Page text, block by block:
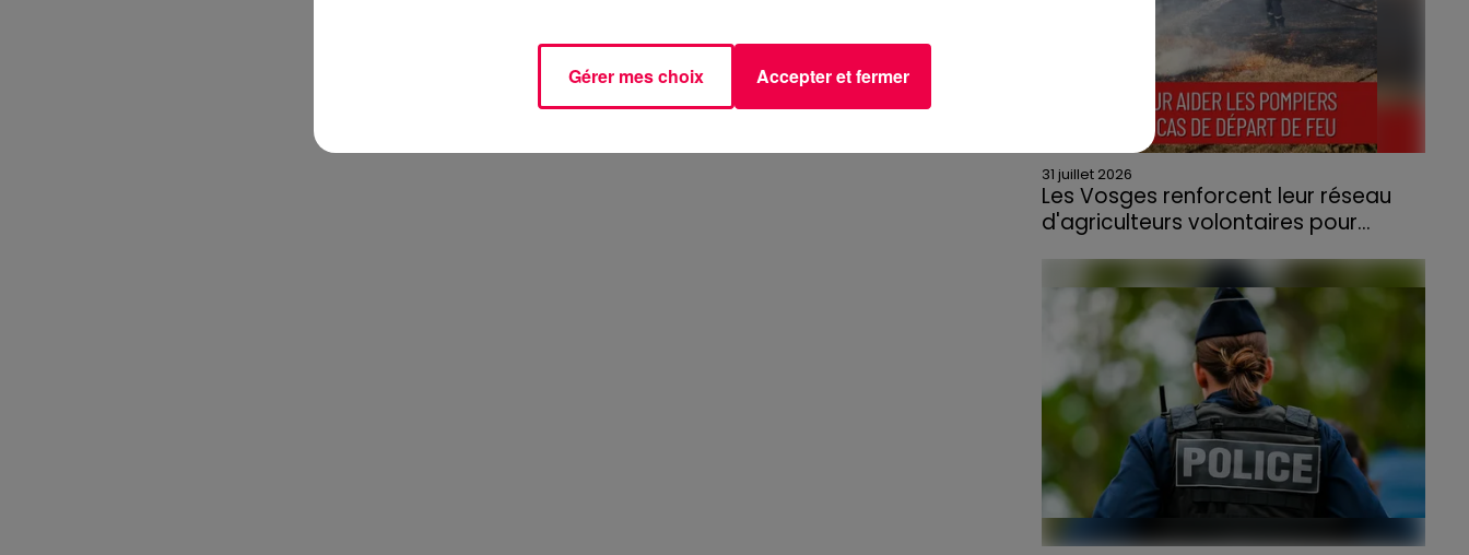
31 juillet 2026
Les Vosges renforcent leur réseau
d'agriculteurs volontaires pour...
départs de feu, la Chambre d'agriculture
des Vosges a lancé un appel aux
agriculteurs volontaires pour venir en aide...
Gérer mes choix Accepter et fermer